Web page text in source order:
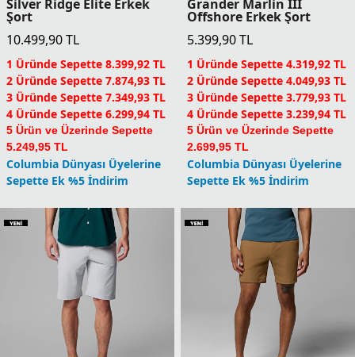
Yeni
Silver Ridge Elite Erkek
Şort
10.499,90TL
2 Üründe Sepette 7.874,93 TL
3 Üründe Sepette 7.349,93 TL
4 Üründe Sepette 6.299,94 TL
5 Ürün ve Üzerinde Sepette
Columbia Dünyası Üyelerine
Sepette Ek %5 İndirim
Yeni
Grander Marlin III
Offshore Erkek Şort
5.399,90TL
2 Üründe Sepette 4.049,93 TL
3 Üründe Sepette 3.779,93 TL
4 Üründe Sepette 3.239,94 TL
5 Ürün ve Üzerinde Sepette
2.699,95 TL
Columbia Dünyası Üyelerine
Sepette Ek %5 İndirim